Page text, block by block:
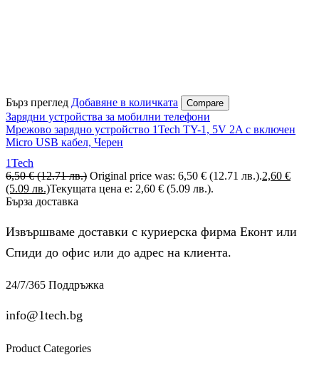
Бърз преглед Добавяне в количката Compare
Зарядни устройства за мобилни телефони
Мрежово зарядно устройство 1Tech TY-1, 5V 2A с включен
Micro USB кабел, Черен
1Tech
6,50€ (12.71 лв.) Original price was: 6,50 € (12.71 лв.).2,60 €
(5.09 лв.)Текущата цена е: 2,60 € (5.09 лв.).
Бърза доставка
Извършваме доставки с куриерска фирма Еконт или
Спиди до офис или до адрес на клиента.
24/7/365 Поддръжка
info@1tech.bg
Product Categories